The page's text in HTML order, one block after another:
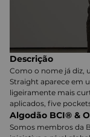
Descrição
Como o nome já diz,
Straight aparece em
ligeiramente mais
aplicados, five
Algodão BCI® &
Somos membros da